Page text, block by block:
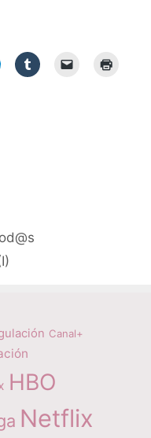
Canal+
HBO
Netflix